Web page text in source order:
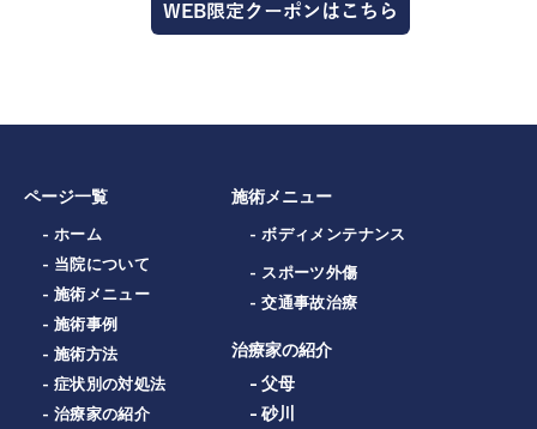
WEB限定クーポンはこちら
ページ一覧
- ホーム
- 当院について
- 施術メニュー
- 施術事例
- 施術方法
- 症状別の対処法
- 治療家の紹介
施術メニュー
- ボディメンテナンス
- スポーツ外傷
- 交通事故治療
治療家の紹介
- 父母
- 砂川